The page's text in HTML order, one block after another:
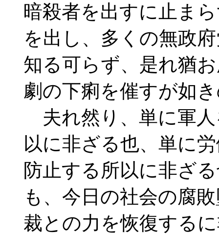
暗殺者を出すに止ま
を出し、多くの無政
知る可らず、是れ猶
劇の下痢を催すが如
夫れ然り、単に軍
以に非ざる也、単に
防止する所以に非ざ
も、今日の社会の腐
裁との力を恢復する